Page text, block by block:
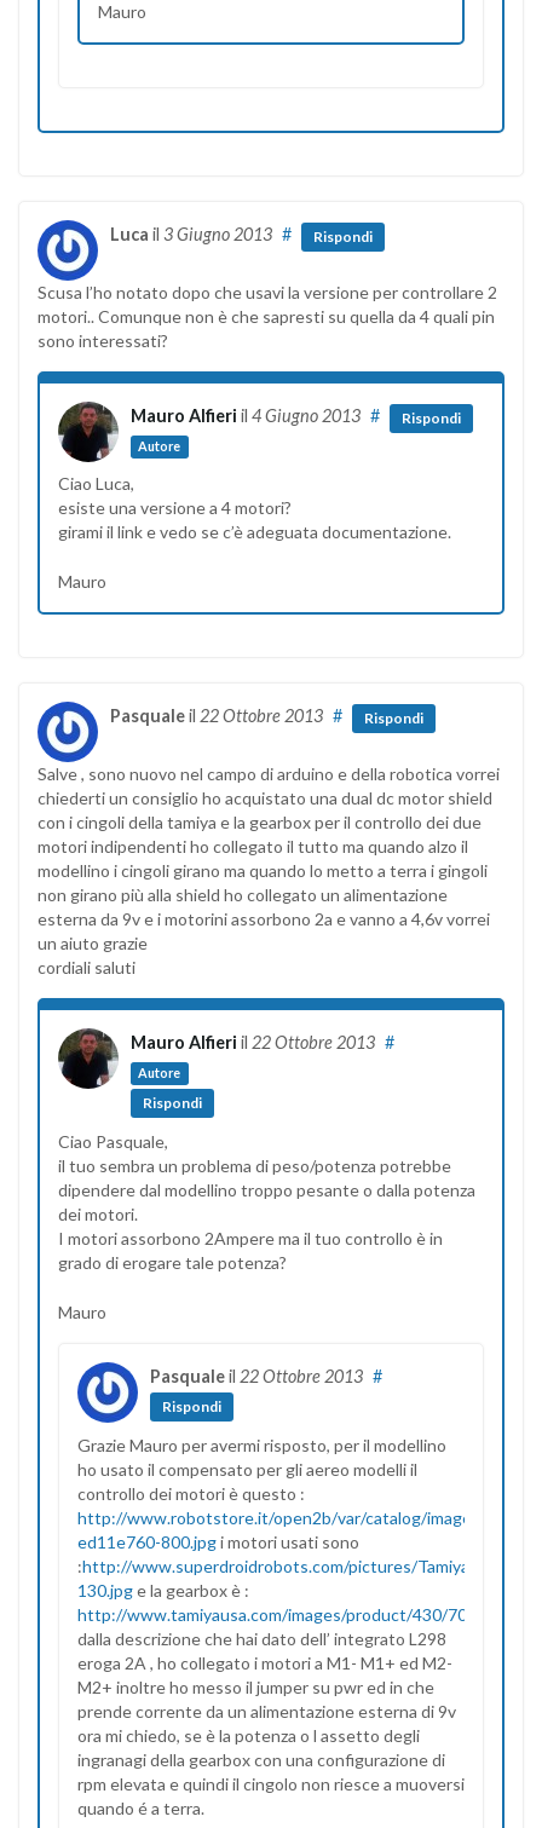
Mauro
Luca il 3 Giugno 2013 # Rispondi
Scusa l’ho notato dopo che usavi la versione per controllare 2
motori.. Comunque non è che sapresti su quella da 4 quali pin
sono interessati?
Mauro Alfieri il 4 Giugno 2013
Autore
# Rispondi
Ciao Luca,
esiste una versione a 4 motori?
girami il link e vedo se c’è adeguata documentazione.
Mauro
Pasqualeil 22 Ottobre 2013 # Rispondi
Salve , sono nuovo nel campo di arduino e della robotica vorrei
chiederti un consiglio ho acquistato una dual dc motor shield
con i cingoli della tamiya e la gearbox per il controllo dei due
motori indipendenti ho collegato il tutto ma quando alzo il
modellino i cingoli girano ma quando lo metto a terra i gingoli
non girano più alla shield ho collegato un alimentazione
esterna da 9v e i motorini assorbono 2a e vanno a 4,6v vorrei
un aiuto grazie
cordiali saluti
Mauro Alfieri il 22 Ottobre 2013
Autore
#
Rispondi
Ciao Pasquale,
il tuo sembra un problema di peso/potenza potrebbe
dipendere dal modellino troppo pesante o dalla potenza
dei motori.
I motori assorbono 2Ampere ma il tuo controllo è in
grado di erogare tale potenza?
Mauro
Pasqualeil 22 Ottobre 2013 #
Rispondi
Grazie Mauro per avermi risposto, per il modellino
ho usato il compensato per gli aereo modelli il
controllo dei motori è questo :
http://www.robotstore.it/open2b/var/catalog/images/430/0-
ed11e760-800.jpgi motori usati sono
:http://www.superdroidrobots.com/pictures/Tamiya/FA-
130.jpge la gearbox è :
http://www.tamiyausa.com/images/product/430/70097/
dalla descrizione che hai dato dell’ integrato L298
eroga 2A , ho collegato i motori a M1- M1+ ed M2-
M2+ inoltre ho messo il jumper su pwr ed in che
prende corrente da un alimentazione esterna di 9v
ora mi chiedo, se è la potenza o l assetto degli
ingranagi della gearbox con una configurazione di
rpm elevata e quindi il cingolo non riesce a muoversi
quando é a terra.